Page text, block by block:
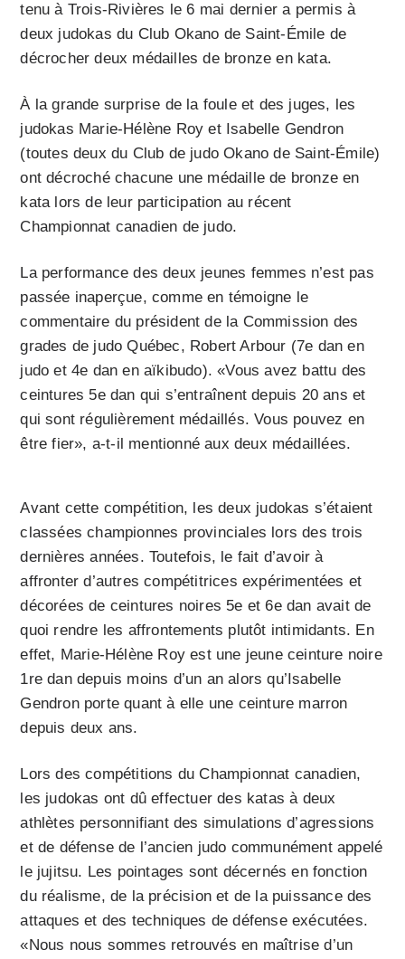
tenu à Trois-Rivières le 6 mai dernier a permis à
deux judokas du Club Okano de Saint-Émile de
décrocher deux médailles de bronze en kata.
À la grande surprise de la foule et des juges, les
judokas Marie-Hélène Roy et Isabelle Gendron
(toutes deux du Club de judo Okano de Saint-Émile)
ont décroché chacune une médaille de bronze en
kata lors de leur participation au récent
Championnat canadien de judo.
La performance des deux jeunes femmes n’est pas
passée inaperçue, comme en témoigne le
commentaire du président de la Commission des
grades de judo Québec, Robert Arbour (7e dan en
judo et 4e dan en aïkibudo). «Vous avez battu des
ceintures 5e dan qui s’entraînent depuis 20 ans et
qui sont régulièrement médaillés. Vous pouvez en
être fier», a-t-il mentionné aux deux médaillées.
Avant cette compétition, les deux judokas s’étaient
classées championnes provinciales lors des trois
dernières années. Toutefois, le fait d’avoir à
affronter d’autres compétitrices expérimentées et
décorées de ceintures noires 5e et 6e dan avait de
quoi rendre les affrontements plutôt intimidants. En
effet, Marie-Hélène Roy est une jeune ceinture noire
1re dan depuis moins d’un an alors qu’Isabelle
Gendron porte quant à elle une ceinture marron
depuis deux ans.
Lors des compétitions du Championnat canadien,
les judokas ont dû effectuer des katas à deux
athlètes personnifiant des simulations d’agressions
et de défense de l’ancien judo communément appelé
le jujitsu. Les pointages sont décernés en fonction
du réalisme, de la précision et de la puissance des
attaques et des techniques de défense exécutées.
«Nous nous sommes retrouvés en maîtrise d’un